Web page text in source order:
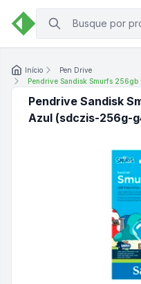
Início
Pen Drive
Pendrive Sandisk Smurfs
Pendrive Sandisk
Azul (sdczis-256g-